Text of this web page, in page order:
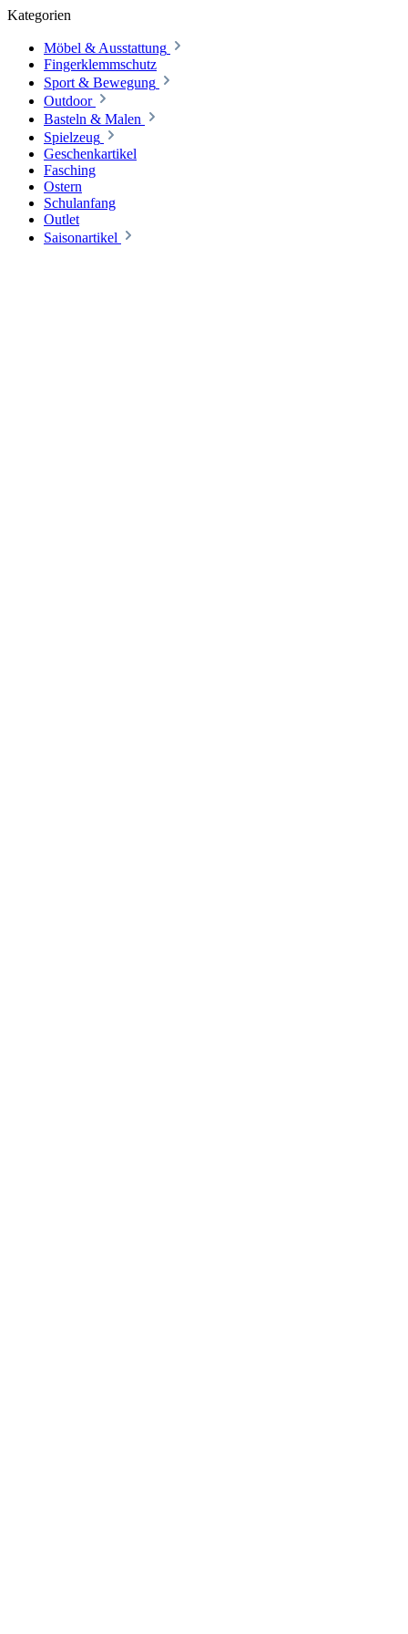
Kategorien
Möbel & Ausstattung
Fingerklemmschutz
Sport & Bewegung
Outdoor
Basteln & Malen
Spielzeug
Geschenkartikel
Fasching
Ostern
Schulanfang
Outlet
Saisonartikel